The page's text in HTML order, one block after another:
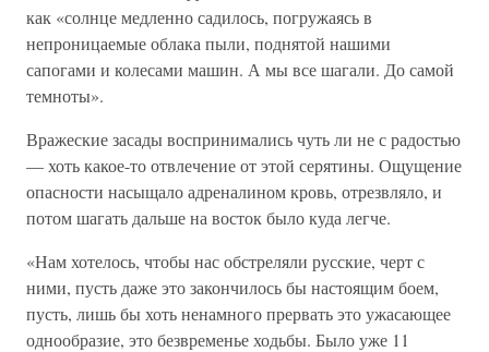
как «солнце медленно садилось, погружаясь в
непроницаемые облака пыли, поднятой нашими
сапогами и колесами машин. А мы все шагали. До самой
темноты».
Вражеские засады воспринимались чуть ли не с радостью
— хоть какое-то отвлечение от этой серятины. Ощущение
опасности насыщало адреналином кровь, отрезвляло, и
потом шагать дальше на восток было куда легче.
«Нам хотелось, чтобы нас обстреляли русские, черт с
ними, пусть даже это закончилось бы настоящим боем,
пусть, лишь бы хоть ненамного прервать это ужасающее
однообразие, это безвременье ходьбы. Было уже 11